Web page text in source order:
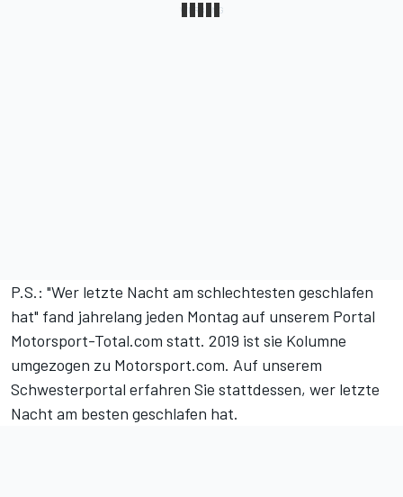
P.S.: "Wer letzte Nacht am schlechtesten geschlafen
hat" fand jahrelang jeden Montag auf unserem Portal
Motorsport-Total.com statt. 2019 ist sie Kolumne
umgezogen zu Motorsport.com. Auf unserem
Schwesterportal erfahren Sie stattdessen, wer letzte
Nacht am besten geschlafen hat.